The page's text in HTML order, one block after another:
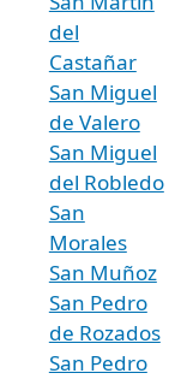
del
Castañar
San Miguel
de Valero
San Miguel
del Robledo
San
Morales
San Muñoz
San Pedro
de Rozados
San Pedro